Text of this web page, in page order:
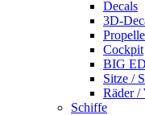
Decals
3D-
Cockpit
BIG
Sitze /
Räder /
Schiffe